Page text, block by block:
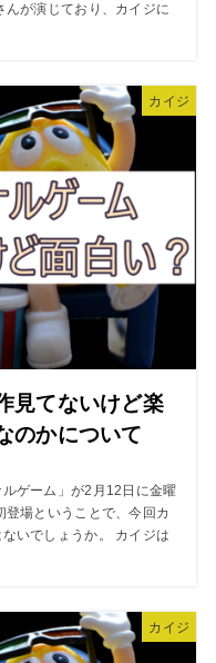
んが演じており、カイジに
カイジ
見てないけど楽
のかについて
ゲーム」が2月12日に金曜
登場ということで、今回カ
いでしょうか。 カイジは
カイジ